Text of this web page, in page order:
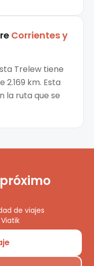
Corrientesy
Trelew tiene
km. Esta
la ruta que se
de viajes